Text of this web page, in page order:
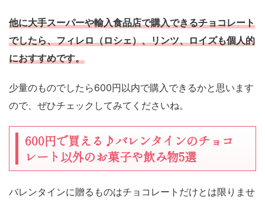
他に大手スーパーや輸入食品店で購入できるチョコレート
でしたら、フィレロ（ロシェ）、リンツ、ロイズも個人的
におすすめです。
少量のものでしたら600円以内で購入できるかと思います
ので、ぜひチェックしてみてくださいね。
600円で買える♪バレンタインのチョコ
レート以外のお菓子や飲み物5選
バレンタインに贈るものはチョコレートだけとは限りませ